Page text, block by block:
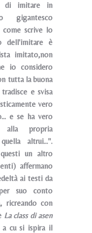
di imitare in
gigantesco
come scrive lo
dell'imitare è
imitato,non
io considero
tutta la buona
e svisa
vero
e se ha vero
alla propria
altrui...".
un altro
affermano
ai testi da
suo conto
ricreando con
La class di asen
cu si ispira il